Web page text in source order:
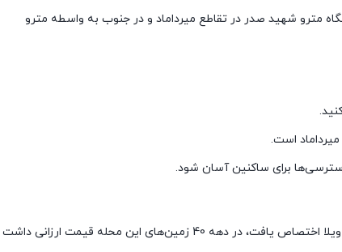
مترو شهید صدر در تقاطع میرداماد و در جنوب به واسطه مترو
است.
اکثر زمین‌های جردن زمین خاکی بود و بخش کمی از آن به ساخت ویلا اختصاص یافت، در دهه 40 زمین‌های این محله قیمت ارزانی داشت